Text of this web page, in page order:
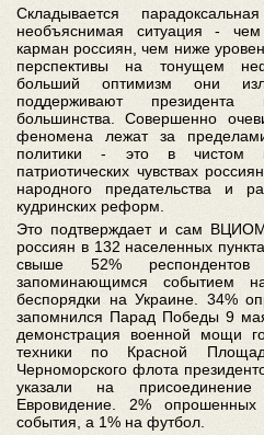
Складывается
необъяснимая ситуация -
карман россиян, чем ниже
перспективы на тонущем
больший оптимизм они
поддерживают
большинства. Совершенно
феномена лежат за
политики - это в чистом
патриотических чувствах
народного предательства и
кудринских реформ.
Это подтверждает и сам
россиян в 132 населенных
свыше 52%
запоминающимся событием
беспорядки на Украине. 34%
запомнился Парад Победы 9
демонстрация военной мощи
техники по Красной
Черноморского флота
указали на
Евровидение. 2%
события, а 1% на футбол.